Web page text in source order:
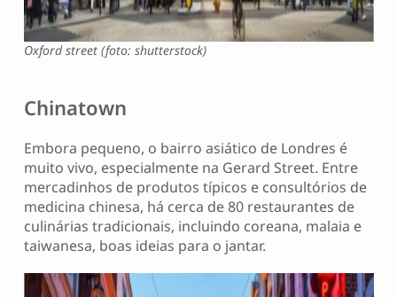
Oxford street (foto: shutterstock)
Chinatown
Embora pequeno, o bairro asiático de Londres é
muito vivo, especialmente na Gerard Street. Entre
mercadinhos de produtos típicos e consultórios de
medicina chinesa, há cerca de 80 restaurantes de
culinárias tradicionais, incluindo coreana, malaia e
taiwanesa, boas ideias para o jantar.